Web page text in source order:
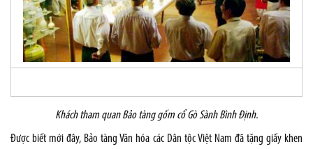
Khách tham quan Bảo tàng gốm cổ Gò Sành Bình Định.
Được biết mới đây, Bảo tàng Văn hóa các Dân tộc Việt Nam đã tặng giấy khen